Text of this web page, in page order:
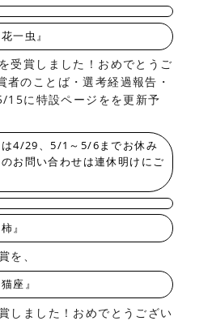
一虫』
受賞しました！おめでとうご
者のことば・選考経過報告・
15に特設ページをを更新予
は4/29、5/1～5/6までお休み
お問い合わせは連休明けにご
』
を、
座』
しました！おめでとうござい